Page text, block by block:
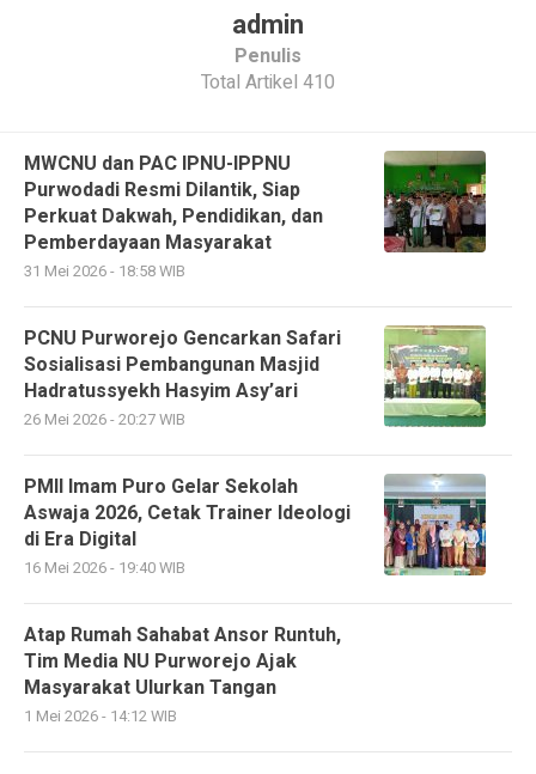
admin
Penulis
Total Artikel 410
MWCNU dan PAC IPNU-IPPNU
Purwodadi Resmi Dilantik, Siap
Perkuat Dakwah, Pendidikan, dan
Pemberdayaan Masyarakat
31 Mei 2026 - 18:58 WIB
PCNU Purworejo Gencarkan Safari
Sosialisasi Pembangunan Masjid
Hadratussyekh Hasyim Asy’ari
26 Mei 2026 - 20:27 WIB
PMII Imam Puro Gelar Sekolah
Aswaja 2026, Cetak Trainer Ideologi
di Era Digital
16 Mei 2026 - 19:40 WIB
Atap Rumah Sahabat Ansor Runtuh,
Tim Media NU Purworejo Ajak
Masyarakat Ulurkan Tangan
1 Mei 2026 - 14:12 WIB